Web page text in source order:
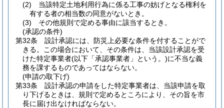
(2)
当該特定土地利用行為に係る工事の妨げとなる権利を
有する者の相当数の同意がないとき。
(3)
その他規則で定める事由に該当するとき。
(承認の条件)
第32条
設計承認には、防災上必要な条件を付することがで
きる。
この場合において、その条件は、当該設計承認を受
けた特定事業者(以下「承認事業者」という。)に不当な義
務を課するものであってはならない。
(申請の取下げ)
第33条
設計承認の申請をした特定事業者は、当該申請を取
り下げるときは、規則で定めるところにより、その旨を市
長に届け出なければならない。